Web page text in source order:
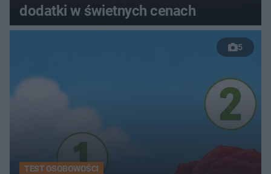
dodatki w świetnych cenach
5
TEST OSOBOWOŚCI